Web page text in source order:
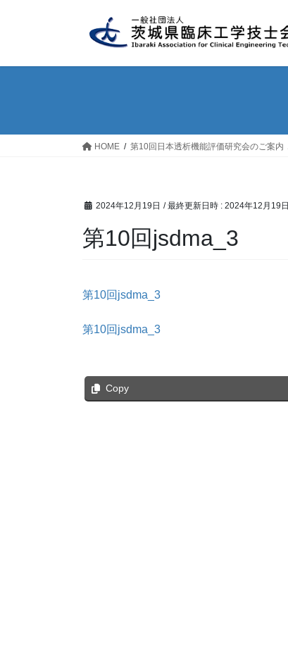
HOME 第10回日本透析機能評価研究会のご案内
2024年12月19日 / 最終更新日時 : 2024年12月19日
第10回jsdma_3
第10回jsdma_3
第10回jsdma_3
Copy